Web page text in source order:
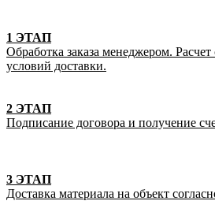
1 ЭТАП
Обработка заказа менеджером.
условий доставки.
2 ЭТАП
Подписание договора и получение
3 ЭТАП
Доставка материала на объект